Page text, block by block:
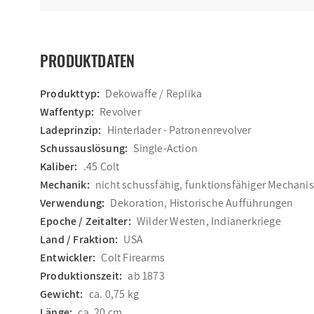
PRODUKTDATEN
Produkttyp: Dekowaffe / Replika
Waffentyp: Revolver
Ladeprinzip: Hinterlader - Patronenrevolver
Schussauslösung: Single-Action
Kaliber: .45 Colt
Mechanik: nicht schussfähig, funktionsfähiger
Verwendung: Dekoration, Historische Aufführungen
Epoche / Zeitalter: Wilder Westen, Indianerkriege
Land / Fraktion: USA
Entwickler: Colt Firearms
Produktionszeit: ab 1873
Gewicht: ca. 0,75 kg